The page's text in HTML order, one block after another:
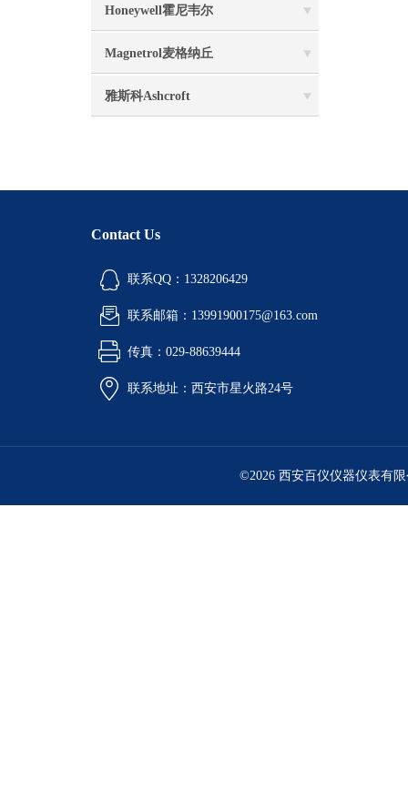
Honeywell霍尼韦尔
Magnetrol麦格纳丘
雅斯科Ashcroft
Contact Us
联系QQ：1328206429
联系邮箱：13991900175@163.com
传真：029-88639444
联系地址：西安市星火路24号
©2026 西安百仪仪器仪表有